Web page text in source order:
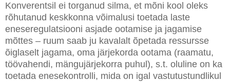
Konverentsil ei torganud silma, et mõni kool oleks
rõhutanud keskkonna võimalusi toetada laste
eneseregulatsiooni asjade ootamise ja jagamise
mõttes – ruum saab ju kavalalt õpetada ressursse
õiglaselt jagama, oma järjekorda ootama (raamatu,
töövahendi, mängujärjekorra puhul), s.t. oluline on ka
toetada enesekontrolli, mida on igal vastutustundlikul